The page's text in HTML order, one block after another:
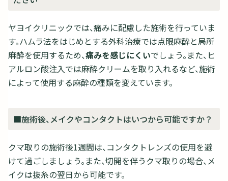
ヤヨイクリニックでは、痛みに配慮した施術を行っていま
す。ハムラ法をはじめとする外科治療では点眼麻酔と局所
麻酔を使用するため、痛みを感じにくいでしょう。また、ヒ
アルロン酸注入では麻酔クリームを取り入れるなど、施術
によって使用する麻酔の種類を変えています。
■施術後、メイクやコンタクトはいつから可能ですか？
クマ取りの施術後1週間は、コンタクトレンズの使用を避
けて過ごしましょう。また、切開を伴うクマ取りの場合、メ
イクは抜糸の翌日から可能です。